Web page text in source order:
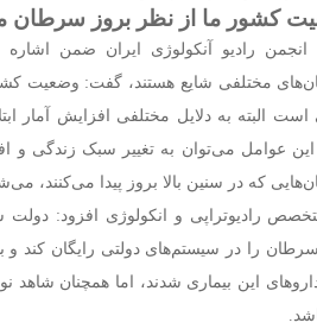
کشور ما از نظر بروز
رادیو آنکولوژی ایران ضمن
مختلفی شایع هستند، گفت: وضعیت
است البته به دلایل مختلفی افزایش آمار
این عوامل می‌توان به تغییر سبک زندگی
که در سنین بالا بروز پیدا می‌کنند،
رادیوتراپی و انکولوژی افزود:
را در سیستم‌های دولتی رایگان کند
دارو‌های این بیماری شدند، اما همچنان